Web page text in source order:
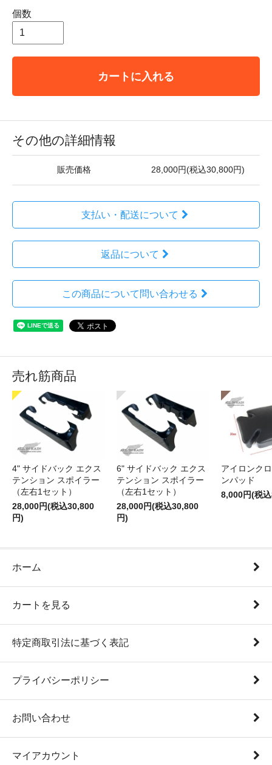
個数
カートに入れる
その他の詳細情報
販売価格 28,000円(税込30,800円)
支払い・配送について
返品について
この商品について問い合わせる
売れ筋商品
4" サイドバック エクス
テンション スポイラー
（左右1セット）
28,000円(税込30,800
円)
6" サイドバック エクス
テンション スポイラー
（左右1セット）
28,000円(税込30,800
円)
アイロンク
ンパッド
8,000円(税
ホーム
カートを見る
特定商取引法に基づく表記
プライバシーポリシー
お問い合わせ
マイアカウント